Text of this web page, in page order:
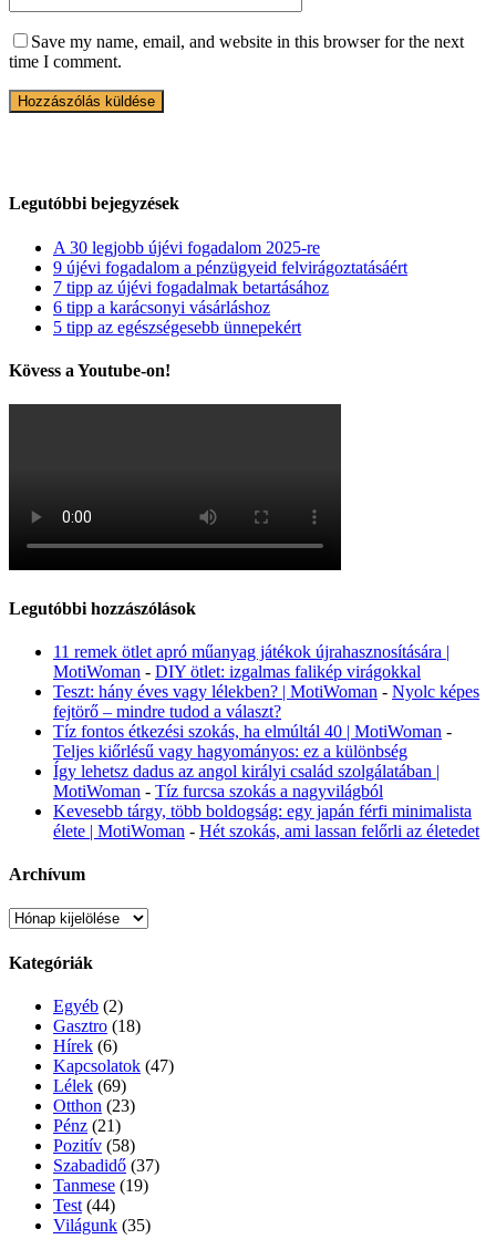
Save my name, email, and website in this browser for the next
time I comment.
Legutóbbi bejegyzések
A 30 legjobb újévi fogadalom 2025-re
9 újévi fogadalom a pénzügyeid felvirágoztatásáért
7 tipp az újévi fogadalmak betartásához
6 tipp a karácsonyi vásárláshoz
5 tipp az egészségesebb ünnepekért
Kövess a Youtube-on!
Legutóbbi hozzászólások
11 remek ötlet apró műanyag játékok újrahasznosítására |
MotiWoman - DIY ötlet: izgalmas falikép virágokkal
Teszt: hány éves vagy lélekben? | MotiWoman - Nyolc képes
fejtörő – mindre tudod a választ?
Tíz fontos étkezési szokás, ha elmúltál 40 | MotiWoman -
Teljes kiőrlésű vagy hagyományos: ez a különbség
Így lehetsz dadus az angol királyi család szolgálatában |
MotiWoman - Tíz furcsa szokás a nagyvilágból
Kevesebb tárgy, több boldogság: egy japán férfi minimalista
élete | MotiWoman - Hét szokás, ami lassan felőrli az életedet
Archívum
Archívum
Kategóriák
Egyéb (2)
Gasztro (18)
Hírek (6)
Kapcsolatok (47)
Lélek (69)
Otthon (23)
Pénz (21)
Pozitív (58)
Szabadidő (37)
Tanmese (19)
Test (44)
Világunk (35)